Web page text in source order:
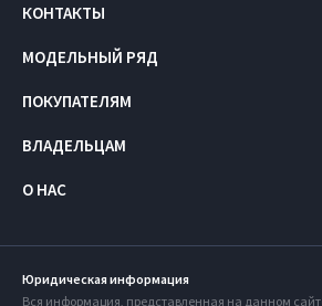
КОНТАКТЫ
МОДЕЛЬНЫЙ РЯД
ПОКУПАТЕЛЯМ
ВЛАДЕЛЬЦАМ
О НАС
Юридическая информация
Вся информация, представленная на данном